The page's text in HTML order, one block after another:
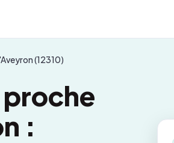
(12310)
proche
: